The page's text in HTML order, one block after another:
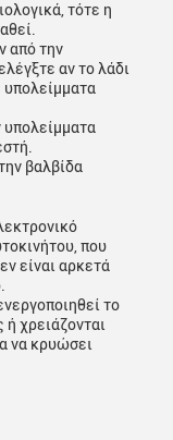
τότε η
από την
αν το λάδι
υπολείμματα
υπολείμματα
βαλβίδα
που
είναι αρκετά
το
ή χρειάζονται
να κρυώσει